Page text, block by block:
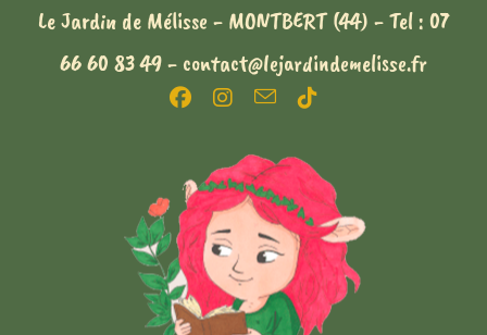
Le Jardin de Mélisse - MONTBERT (44) - Tel : 07
66 60 83 49 - contact@lejardindemelisse.fr